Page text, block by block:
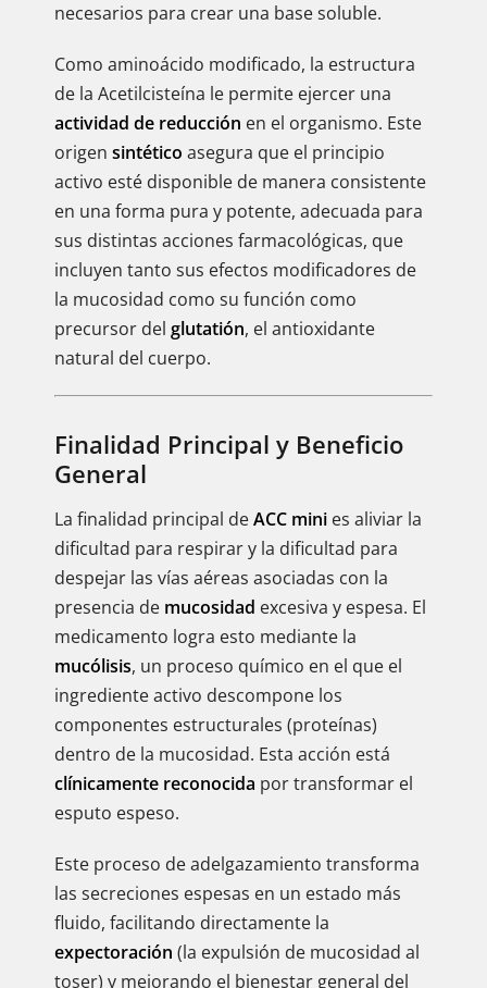
necesarios para crear una base soluble.
Como aminoácido modificado, la estructura
de la Acetilcisteína le permite ejercer una
actividad de reducción en el organismo. Este
origen sintético asegura que el principio
activo esté disponible de manera consistente
en una forma pura y potente, adecuada para
sus distintas acciones farmacológicas, que
incluyen tanto sus efectos modificadores de
la mucosidad como su función como
precursor del glutatión, el antioxidante
natural del cuerpo.
Finalidad Principal y Beneficio
General
La finalidad principal deACC mini es aliviar la
dificultad para respirar y la dificultad para
despejar las vías aéreas asociadas con la
presencia de mucosidad excesiva y espesa. El
medicamento logra esto mediante la
mucólisis, un proceso químico en el que el
ingrediente activo descompone los
componentes estructurales (proteínas)
dentro de la mucosidad. Esta acción está
clínicamente reconocida por transformar el
esputo espeso.
Este proceso de adelgazamiento transforma
las secreciones espesas en un estado más
fluido, facilitando directamente la
expectoración (la expulsión de mucosidad al
toser) y mejorando el bienestar general del